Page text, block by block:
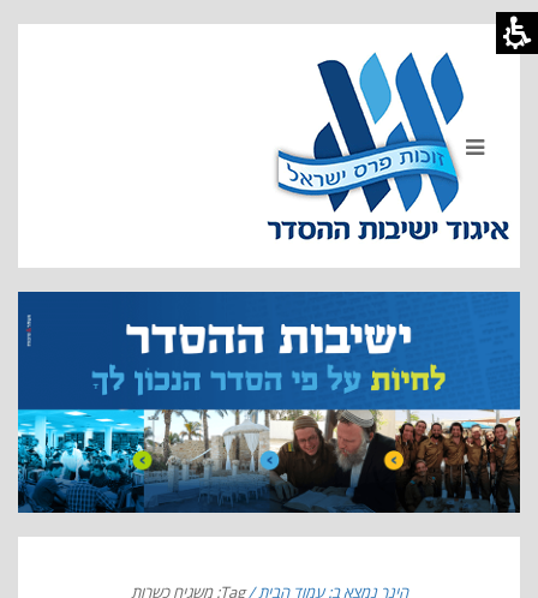
הינך נמצא ב: עמוד הבית Tag: משגיח כשרות